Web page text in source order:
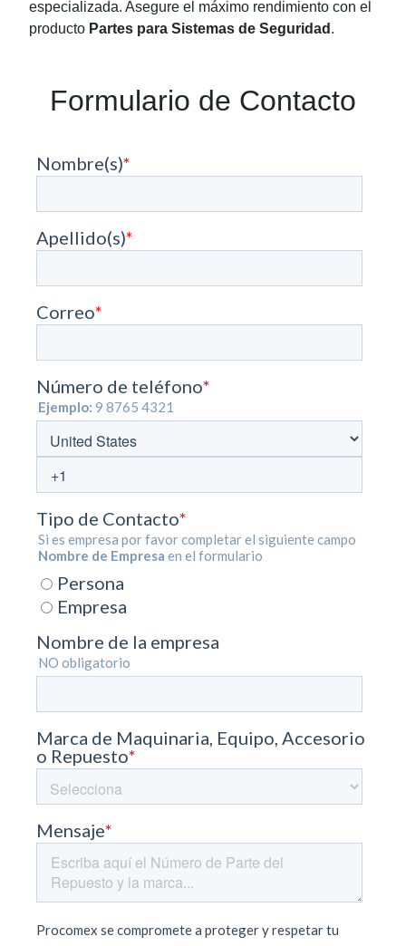
especializada. Asegure el máximo rendimiento con el
producto Partes para Sistemas de Seguridad .
Formulario de Contacto